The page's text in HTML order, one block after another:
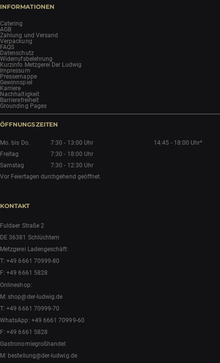
INFORMATIONEN
Catering
AGB
Zahlung und Versand
Verpackung
FAQS
Datenschutz
Widerrufsbelehrung
Kurzinfo Metzgerei Der Ludwig
Impressum
Pressemappe
Gewinnspiel
Karriere
Nachhaltigkeit
Barrierefreiheit
Grounding Pages
ÖFFNUNGSZEITEN
Mo. bis Do. 7:30 - 13:00 Uhr
14:45 - 18:00 Uhr*
Freitag
7:30 - 18:00 Uhr
Samstag
7:30 - 12:30 Uhr
Vor Feiertagen durchgehend geöffnet.
KONTAKT
Fuldaer Straße 2
DE 36381 Schlüchtern
Metzgerei Ladengeschäft:
T:+49 6661 70999-80
F: +49 6661 5828
Onlineshop:
M:shop@der-ludwig.de
T:+49 6661 70999-70
WhatsApp: +49 6661 70999-60
F: +49 6661 5828
Gastronomiegroßhandel:
M: bestellung@der-ludwig.de